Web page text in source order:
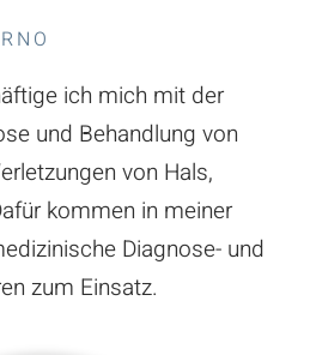
ich mich mit der
und Behandlung von
von Hals,
kommen in meiner
Diagnose- und
zum Einsatz.